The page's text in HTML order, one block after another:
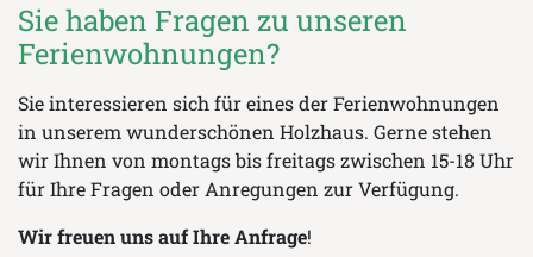
Sie haben Fragen zu unseren
Ferienwohnungen?
Sie interessieren sich für eines der Ferienwohnungen
in unserem wunderschönen Holzhaus. Gerne stehen
wir Ihnen von montags bis freitags zwischen 15-18 Uhr
für Ihre Fragen oder Anregungen zur Verfügung.
Wir freuen uns auf Ihre Anfrage!